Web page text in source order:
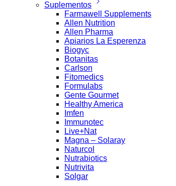
Suplementos
Farmawell Supplements
Allen Nutrition
Allen Pharma
Apiarios La Esperenza
Biogyc
Botanitas
Carlson
Fitomedics
Formulabs
Gente Gourmet
Healthy America
Imfen
Immunotec
Live+Nat
Magna – Solaray
Naturcol
Nutrabiotics
Nutrivita
Solgar